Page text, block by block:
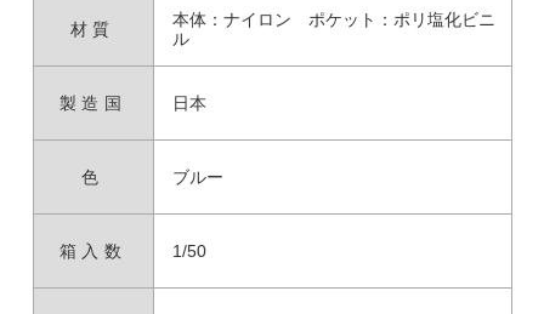
材質
本体：ナイロン ポケット：ポリ塩化ビニ
ル
製造国 日本
色 ブルー
箱入数 1/50